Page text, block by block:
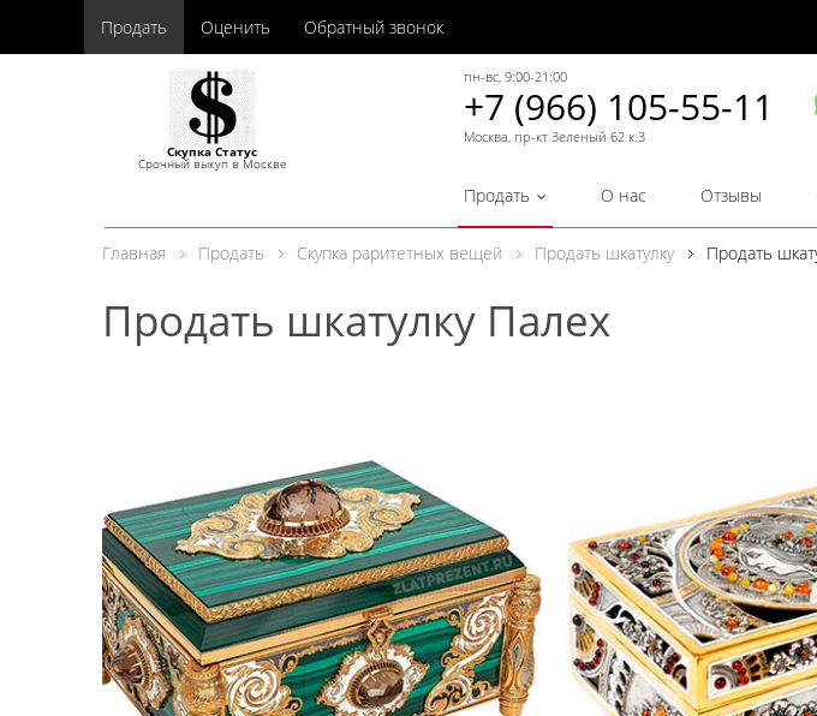
Продать Оценить Обратный звонок
Скупка Статус
Срочный выкуп в Москве
пн-вс, 9:00-21:00
+7 (966) 105-55-11
Москва, пр-кт Зеленый 62 к.3
Продать О нас Отзывы
Главная Продать Скупка раритетных вещей Продать шкатулку Продать
Продать шкатулку Палех